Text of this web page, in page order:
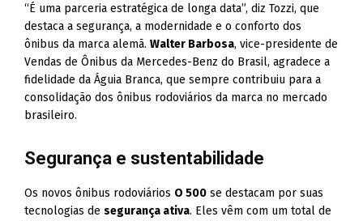
“É uma parceria estratégica de longa data”, diz Tozzi, que
destaca a segurança, a modernidade e o conforto dos
ônibus da marca alemã.Walter Barbosa, vice-presidente de
Vendas de Ônibus da Mercedes-Benz do Brasil, agradece a
fidelidade da Águia Branca, que sempre contribuiu para a
consolidação dos ônibus rodoviários da marca no mercado
brasileiro.
Segurança e sustentabilidade
Os novos ônibus rodoviários O 500 se destacam por suas
tecnologias desegurança ativa. Eles vêm com um total de